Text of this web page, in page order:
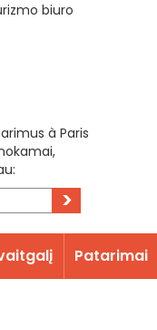
biuro
à Paris
>
Patarimai